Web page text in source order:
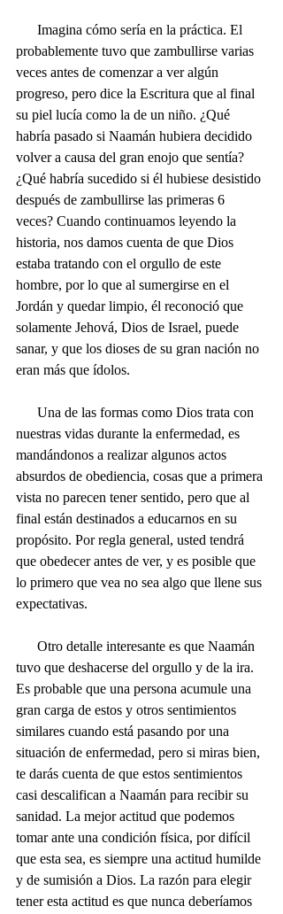
probablemente tuvo que zambullirse varias
veces antes de comenzar a ver algún
progreso, pero dice la Escritura que al final
su piel lucía como la de un niño. ¿Qué
habría pasado si Naamán hubiera decidido
volver a causa del gran enojo que sentía?
¿Qué habría sucedido si él hubiese desistido
después de zambullirse las primeras 6
veces? Cuando continuamos leyendo la
historia, nos damos cuenta de que Dios
estaba tratando con el orgullo de este
hombre, por lo que al sumergirse en el
Jordán y quedar limpio, él reconoció que
solamente Jehová, Dios de Israel, puede
sanar, y que los dioses de su gran nación no
eran más que ídolos.
nuestras vidas durante la enfermedad, es
mandándonos a realizar algunos actos
absurdos de obediencia, cosas que a primera
vista no parecen tener sentido, pero que al
final están destinados a educarnos en su
propósito. Por regla general, usted tendrá
que obedecer antes de ver, y es posible que
lo primero que vea no sea algo que llene sus
expectativas.
tuvo que deshacerse del orgullo y de la ira.
Es probable que una persona acumule una
gran carga de estos y otros sentimientos
similares cuando está pasando por una
situación de enfermedad, pero si miras bien,
te darás cuenta de que estos sentimientos
casi descalifican a Naamán para recibir su
sanidad. La mejor actitud que podemos
tomar ante una condición física, por difícil
que esta sea, es siempre una actitud humilde
y de sumisión a Dios. La razón para elegir
tener esta actitud es que nunca deberíamos